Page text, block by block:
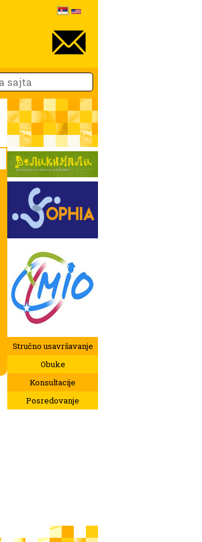
Stručno usavršavanje
Obuke
Konsultacije
Posredovanje